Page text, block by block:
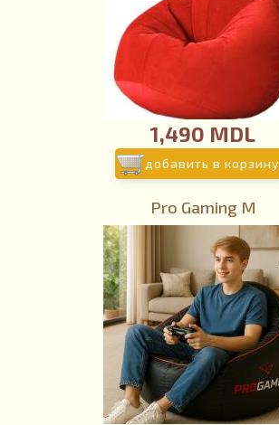
1,490 MDL
добавить в корзину
Pro Gaming M